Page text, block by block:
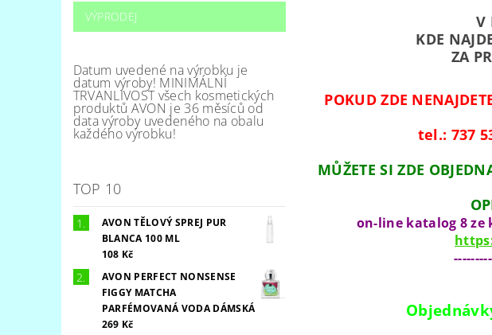
VÝPRODEJ
Datum uvedené na výrobku je
datum výroby! MINIMÁLNÍ
TRVANLIVOST všech kosmetických
produktů AVON je 36 měsíců od
data výroby uvedeného na obalu
každého výrobku!
TOP 10
AVON TĚLOVÝ SPREJ PUR
BLANCA 100 ML
108 Kč
AVON PERFECT NONSENSE
FIGGY MATCHA
PARFÉMOVANÁ VODA DÁMSKÁ
269 Kč
V
KDE
ZA
POKUD ZDE
tel.: 737
MŮŽETE SI ZDE
on-line katalog 8